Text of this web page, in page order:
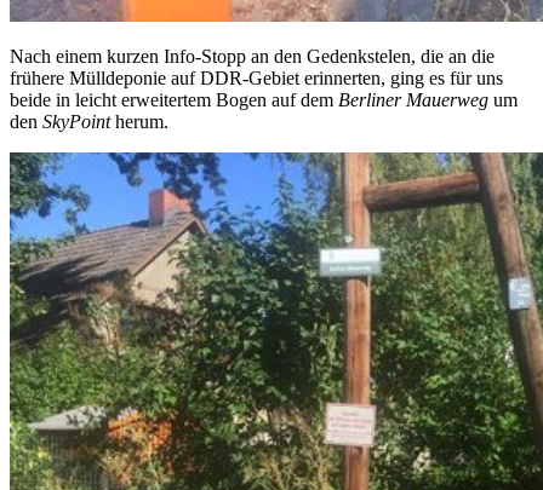
Nach einem kurzen Info-Stopp an den Gedenkstelen, die an die
frühere Mülldeponie auf DDR-Gebiet erinnerten, ging es für uns
beide in leicht erweitertem Bogen auf dem Berliner Mauerweg um
den SkyPointherum.